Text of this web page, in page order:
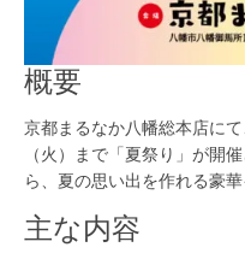
概要
京都まるなか八幡総本店にて
（火）まで「夏祭り」が開
ら、夏の思い出を作れる豪華
主な内容